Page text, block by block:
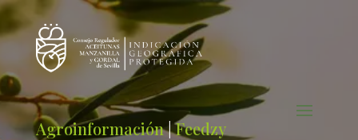
Agroinformación|Feedzy